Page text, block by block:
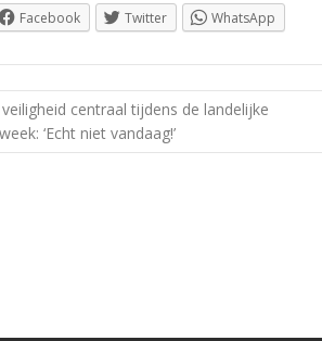
Facebook Twitter WhatsApp
centraal tijdens de landelijke
‘Echt niet vandaag!’